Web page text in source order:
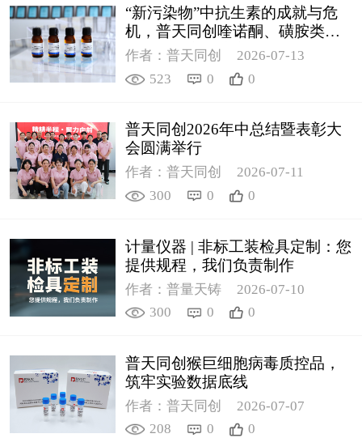
“新污染物”中抗生素的成就与危
机，普天同创喹诺酮、磺胺类质
控新品筑牢环境安全防线
作者：普天同创
2026-07-13
523
0 0
普天同创2026年中总结暨表彰大
会圆满举行
作者：普天同创
2026-07-11
300
0 0
计量仪器 | 非标工装检具定制：您
提供规程，我们负责制作
作者：普量天铸
2026-07-10
300
0 0
普天同创猴巨细胞病毒质控品，
筑牢实验数据底线
作者：普天同创
2026-07-07
208
0 0